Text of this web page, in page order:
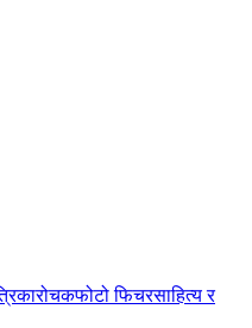
रोचकफोटो फिचरसाहित्य र